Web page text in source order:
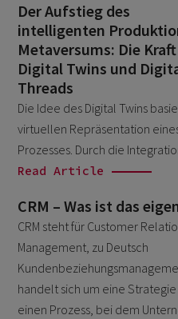
December 2020
November 2020
March 2020
April 2019
Der Aufstieg des
intelligenten
Metaversums: Die
Digital Twins und
Threads
Die Idee des Digital Twins
virtuellen Repräsentation
Prozesses. Durch die
Read Article
CRM – Was ist das
CRM steht für Customer
Management, zu Deutsch
handelt sich um eine
einen Prozess, bei dem